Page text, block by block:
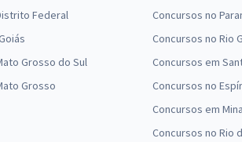
Federal
Grosso do Sul
Grosso
Concursos no
Concursos no Rio
Concursos em
Concursos no
Concursos em
Concursos no Rio